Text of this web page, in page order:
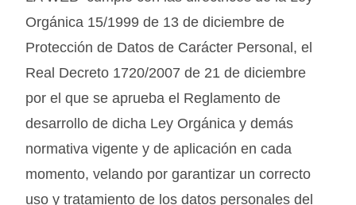
Orgánica 15/1999 de 13 de diciembre de
Protección de Datos de Carácter Personal, el
Real Decreto 1720/2007 de 21 de diciembre
por el que se aprueba el Reglamento de
desarrollo de dicha Ley Orgánica y demás
normativa vigente y de aplicación en cada
momento, velando por garantizar un correcto
uso y tratamiento de los datos personales del